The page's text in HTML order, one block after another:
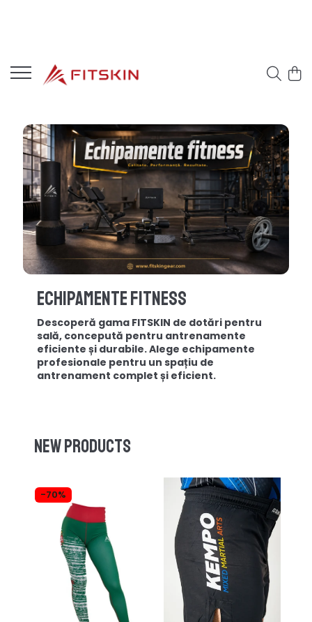
Echipamente Fitness
Descoperă gama FITSKIN de dotări pentru
sală, concepută pentru antrenamente
eficiente și durabile. Alege echipamente
profesionale pentru un spațiu de
antrenament complet și eficient.
New products
-70%